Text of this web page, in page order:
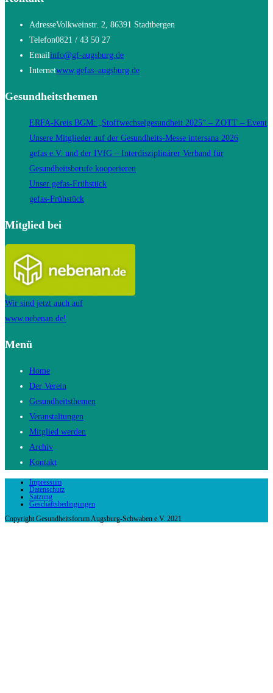
AdresseVolkweinstr. 2, 86391 Stadtbergen
Telefon0821 / 43 50 27
Emailinfo@gf-augsburg.deOpens
in
Internetwww.gefas–augsburg.deOpens
tab
Gesundheitsthemen
ERFA-Kreis BGM: „Stoffwechselgesundheit 2025“ – ZOTT – Event
Unsere Mitglieder auf der Gesundheits-Messe intersana 2026
gefas e.V. und der IVfG – Interdisziplinärer Verband für
Gesundheitsberufe kooperieren
Unser gefas-Frühstück
gefas-Frühstück
Mitglied bei
Wir sind jetzt auch auf
www.nebenan.de!
Menü
Home
Der Verein
Gesundheitsthemen
Veranstaltungen
Mitglied werden
Archiv
Kontakt
Impressum
Datenschutz
Satzung
Geschäftsbedingungen
Copyright Gesundheitsforum Augsburg-Schwaben e.V. 2021